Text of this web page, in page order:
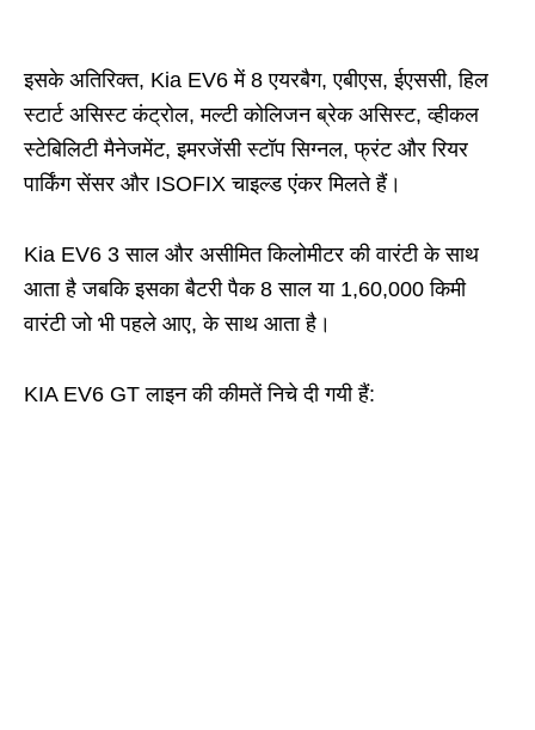
इसके अतिरिक्त, Kia EV6 में 8 एयरबैग, एबीएस, ईएससी, हिल
स्टार्ट असिस्ट कंट्रोल, मल्टी कोलिजन ब्रेक असिस्ट, व्हीकल
स्टेबिलिटी मैनेजमेंट, इमरजेंसी स्टॉप सिग्नल, फ्रंट और रियर
पार्किंग सेंसर और ISOFIX चाइल्ड एंकर मिलते हैं।
Kia EV6 3 साल और असीमित किलोमीटर की वारंटी के साथ
आता है जबकि इसका बैटरी पैक 8 साल या 1,60,000 किमी
वारंटी जो भी पहले आए, के साथ आता है।
KIA EV6 GT लाइन की कीमतें निचे दी गयी हैं: